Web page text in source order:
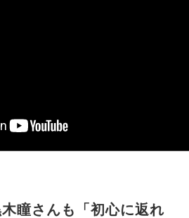
瞳さんも「初心に返れ